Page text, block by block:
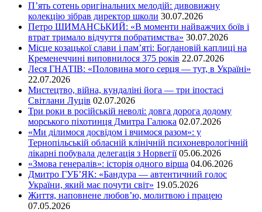
П’ять сотень оригінальних мелодій: дивовижну
колекцію зібрав директор школи 30.07.2026
Петро ШИМАНСЬКИЙ: «В моменти найважчих боїв і
втрат тримало відчуття побратимства» 30.07.2026
Місце козацької слави і пам’яті: Богдановій каплиці на
Кременеччині виповнилося 375 років 22.07.2026
Леся ГНАТІВ: «Половина мого серця — тут, в Україні»
22.07.2026
Мистецтво, війна, кундаліні йога — три іпостасі
Світлани Луців 02.07.2026
Три роки в російській неволі: довга дорога додому
морського піхотинця Дмитра Галюка 02.07.2026
«Ми ділимося досвідом і вчимося разом»: у
Тернопільській обласній клінічній психоневрологічній
лікарні побувала делегація з Норвегії 05.06.2026
«Змова генералів»: історія одного вірша 04.06.2026
Дмитро ГУБ’ЯК: «Бандура — автентичний голос
України, який має почути світ» 19.05.2026
Життя, наповнене любов’ю, молитвою і працею
07.05.2026